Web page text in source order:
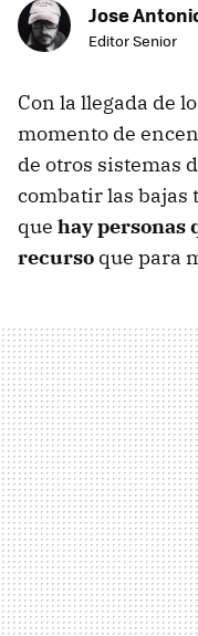
Jose
Editor Senior
Con la llegada de
momento de
de otros sistemas
combatir las bajas
que hay personas
recurso que para